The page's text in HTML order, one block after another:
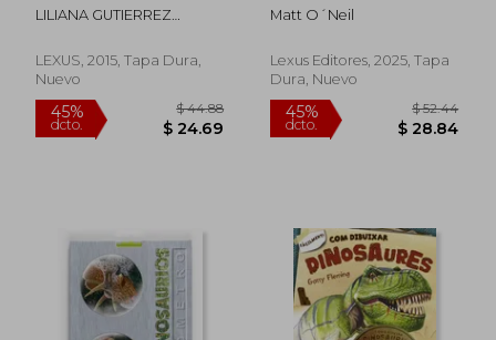
45%
dcto.
$ 41.16
$ 22.64
45%
dcto. $
LILIANA GUTIERREZ
LEXUS, 2015, Tapa Dura,
Nuevo
Matt O´neil
Lexus Editores, 2025, Tapa
Dura, Nuevo